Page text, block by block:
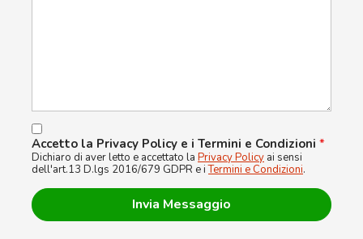
Accetto la Privacy Policy e i Termini e Condizioni *
Dichiaro di aver letto e accettato la Privacy Policy ai sensi
dell'art.13 D.lgs 2016/679 GDPR e iTermini e Condizioni.